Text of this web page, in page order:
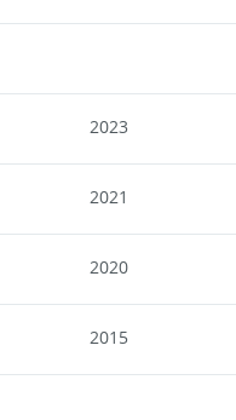
2023
2021
2020
2015